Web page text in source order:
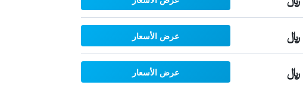
عرض الأسعار
عرض الأسعار